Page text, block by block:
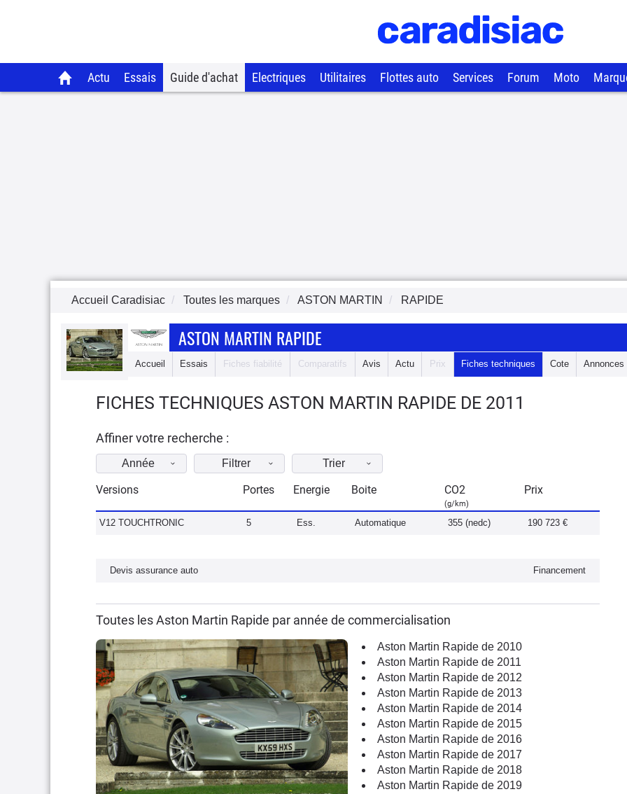
Actu Essais Guide d'achat Electriques Utilitaires Flottes auto Services Forum Moto
Accueil Caradisiac Toutes les marques ASTON MARTIN RAPIDE
ASTON MARTIN RAPIDE
Accueil Essais Fiches fiabilité Comparatifs Avis Actu Prix Fiches techniques Cote Annonces
FICHES TECHNIQUES ASTON MARTIN RAPIDE DE 2011
Affiner votre recherche :
Année Filtrer Trier
Versions Portes Energie Boite CO2
(g/km)
Prix
V12 TOUCHTRONIC 5 Ess. Automatique 355 (nedc) 190 723 €
Devis assurance auto Financement
Toutes les Aston Martin Rapide par année de commercialisation
Aston Martin Rapide de 2010
Aston Martin Rapide de 2011
Aston Martin Rapide de 2012
Aston Martin Rapide de 2013
Aston Martin Rapide de 2014
Aston Martin Rapide de 2015
Aston Martin Rapide de 2016
Aston Martin Rapide de 2017
Aston Martin Rapide de 2018
Aston Martin Rapide de 2019